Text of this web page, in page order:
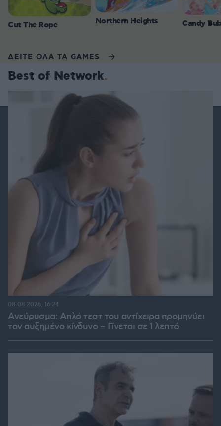
Cut The Rope Northern Heights Candy
ΔΕΙΤΕ ΟΛΑ ΤΑ GAMES
Best of Network
Ανεύρυσμα: Απλό τεστ του αντίχειρα προμηνύει
τον αυξημένο κίνδυνο – Γίνεται σε 1 λεπτό
08.08.2026, 16:24